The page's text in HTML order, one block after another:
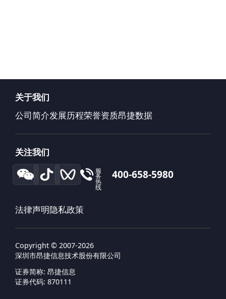
关于我们
公司简介发展历程荣誉资质昂捷数据
关注我们
服
务
热
线
400-658-5980
法律声明隐私政策
Copyright © 2007-2026
深圳市昂捷信息技术股份有限公司
证券简称: 昂捷信息
证券代码: 870111